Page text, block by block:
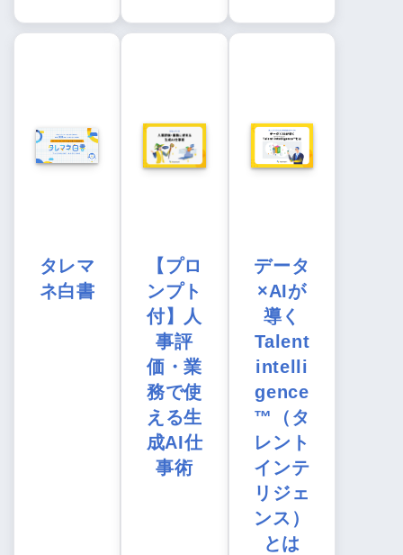
タレマ
ネ白書
【プロ
ンプト
付】人
事評
価・業
務で使
える生
成AI仕
事術
データ
×AIが
導く
Talent
intelli
gence
™（タ
レント
インテ
リジェ
ンス）
とは